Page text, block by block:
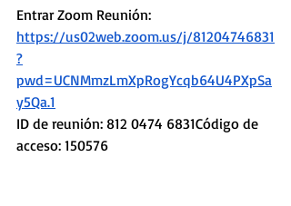
Entrar Zoom Reunión:
https://us02web.zoom.us/j/81204746831
?
pwd=UCNMmzLmXpRogYcqb64U4PXpSa
y5Qa.1
ID de reunión: 812 0474 6831Código de
acceso: 150576